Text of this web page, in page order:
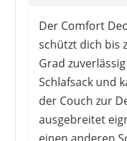
Der Comfort
schützt dich bis
Grad
Schlafsack und
der Couch zur
ausgebreitet